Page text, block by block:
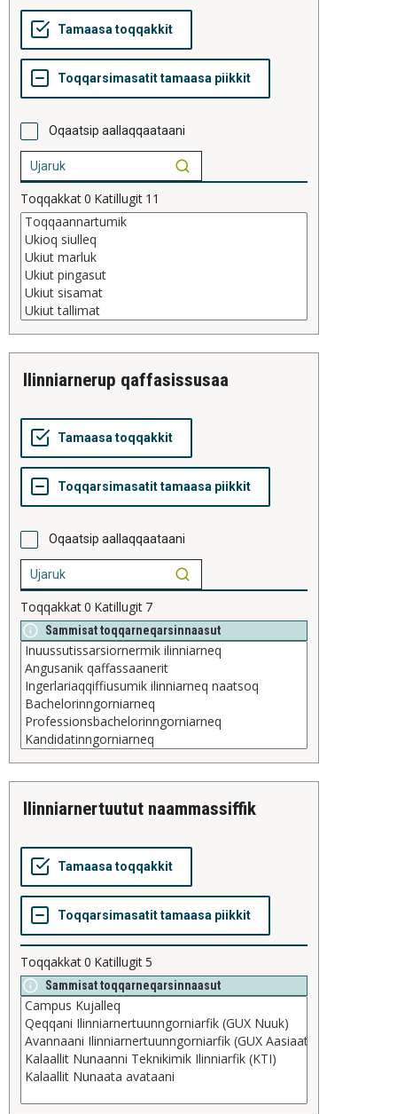
Oqaatsip aallaqqaataani
Toqqakkat0 Katillugit 11
ilinniarnerup qaffasissusaa
Oqaatsip aallaqqaataani
Toqqakkat0 Katillugit 7
Sammisat toqqarneqarsinnaasut
ilinniarnertuutut naammassiffik
Toqqakkat0 Katillugit5
Sammisat toqqarneqarsinnaasut